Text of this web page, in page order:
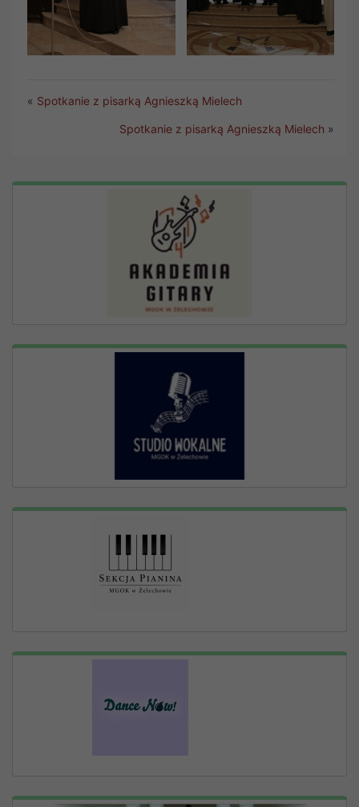
« Spotkanie z pisarką Agnieszką Mielech
Spotkanie z pisarką Agnieszką Mielech »